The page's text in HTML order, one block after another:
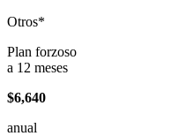
Otros*
Plan forzoso
a 12 meses
$6,640
anual